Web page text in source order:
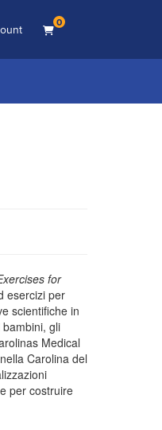
0
for
esercizi per
scientifiche in
gli
Medical
Carolina del
per costruire